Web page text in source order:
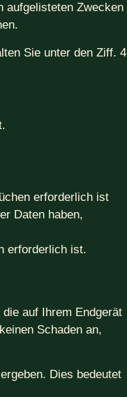
aufgelisteten Zwecken
Sie unter den Ziff. 4
erforderlich ist
Daten haben,
erforderlich ist.
auf Ihrem Endgerät
Schaden an,
Dies bedeutet